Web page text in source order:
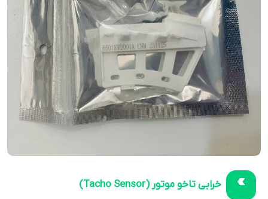
خرابی تاخو موتور (Tacho Sensor)